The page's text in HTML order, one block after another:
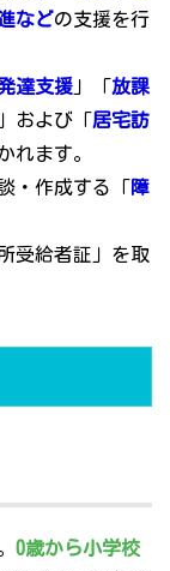
などの支援を行
達支援 」「放課
」および「居宅訪
れます。
・作成する「障
受給者証」を取
0歳から小学校